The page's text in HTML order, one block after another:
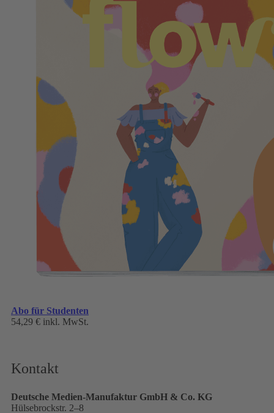
Abo für Studenten
54,29 € inkl. MwSt.
Kontakt
Deutsche Medien-Manufaktur GmbH & Co. KG
Hülsebrockstr. 2–8